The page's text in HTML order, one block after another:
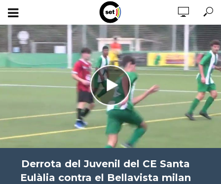
Derrota del Juvenil del CE Santa
Eulàlia contra el Bellavista milan